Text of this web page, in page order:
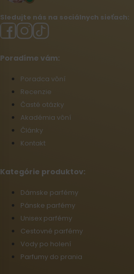
Sledujte nás na sociálnych sieťach:
Poradíme vám:
Poradca vôní
Recenzie
Časté otázky
Akadémia vôní
Články
Kontakt
Kategórie produktov:
Dámske parfémy
Pánske parfémy
Unisex parfémy
Cestovné parfémy
Vody po holení
Parfumy do prania